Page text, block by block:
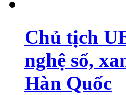
Chủ tịch
nghệ số,
Hàn Quốc